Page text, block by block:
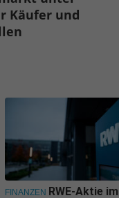
Käufer und
FINANZEN RWE-Aktie im